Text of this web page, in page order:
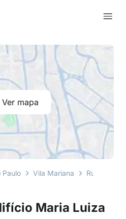
Maria Luiza
Ver mapa
Paulo Vila Mariana Rua